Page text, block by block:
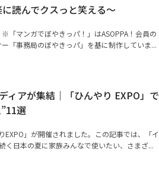
読んでクスっと笑える～
マンガでぼやきっパ！」はASOPPA！会員の
「事務局のぼやきっパ」を基に制作していま...
ィアが集結｜「ひんやり EXPO」で
選
」が開催されました。この記事では、「イ
く日本の夏に家族みんなで使いたい、さまざ...